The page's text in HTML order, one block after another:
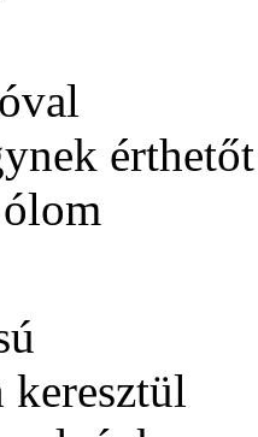
érthetőt
keresztül